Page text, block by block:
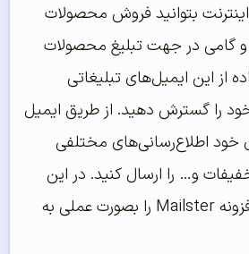
بتوانید فروش محصولات
و گامی در جهت تبلیغ محصولات
از این ایمیل‌های تبلیغاتی
را گسترش دهید. از طریق ایمیل
خود اطلاع‌رسانی‌های مختلفی
و… را ارسال کنید. در این
مقاله آموزش کار با افزونه Mailster را بصورت عملی به